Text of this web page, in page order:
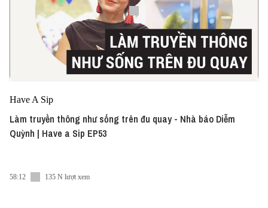
Have A Sip
Làm truyền thông như sống trên đu quay - Nhà báo Diễm
Quỳnh | Have a Sip EP53
58:12 135 N lượt xem